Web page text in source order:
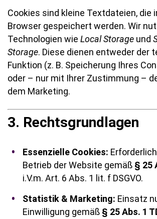
Cookies sind kleine Textdateien, die
Browser gespeichert werden. Wir
Technologien wie Local Storage und
Storage. Diese dienen entweder der
Funktion (z. B. Speicherung Ihres
oder – nur mit Ihrer Zustimmung –
dem Marketing.
3. Rechtsgrundlagen
Essenzielle Cookies:
Betrieb der Website gemäß § 25
i.V.m. Art. 6 Abs. 1 lit. f DSGVO.
Statistik & Marketing: Einsatz
Einwilligung gemäß § 25 Abs. 1